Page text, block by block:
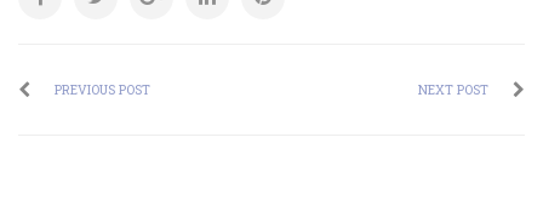
PREVIOUS POST NEXT POST